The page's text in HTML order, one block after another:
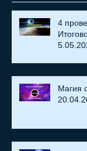
4
Магия